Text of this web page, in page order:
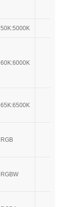
50K:5000K
60K:6000K
65K:6500K
RGB
RGBW